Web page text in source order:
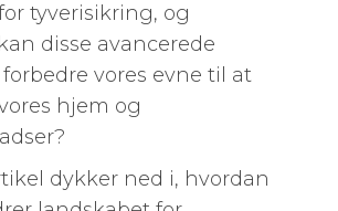
tyverisikring, og
disse avancerede
vores evne til at
hjem og
dykker ned i, hvordan